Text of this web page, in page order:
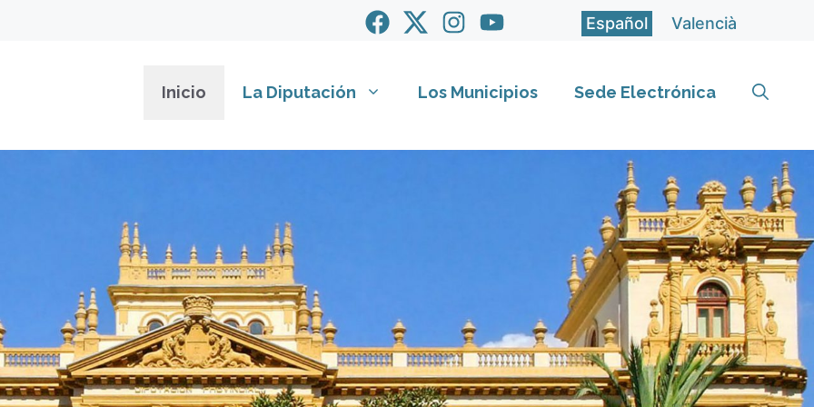
Español Valencià
Inicio La Diputación Los Municipios Sede Electrónica